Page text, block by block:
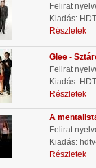
Felirat
Kiadás:
Részletek
Glee -
Felirat
Kiadás:
Részletek
A
Felirat
Kiadás:
Részletek